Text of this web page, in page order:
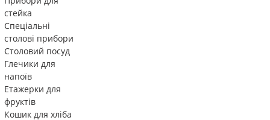
стейка
Спеціальні
столові прибори
Столовий посуд
Глечики для
напоїв
Етажерки для
фруктів
Кошик для хліба